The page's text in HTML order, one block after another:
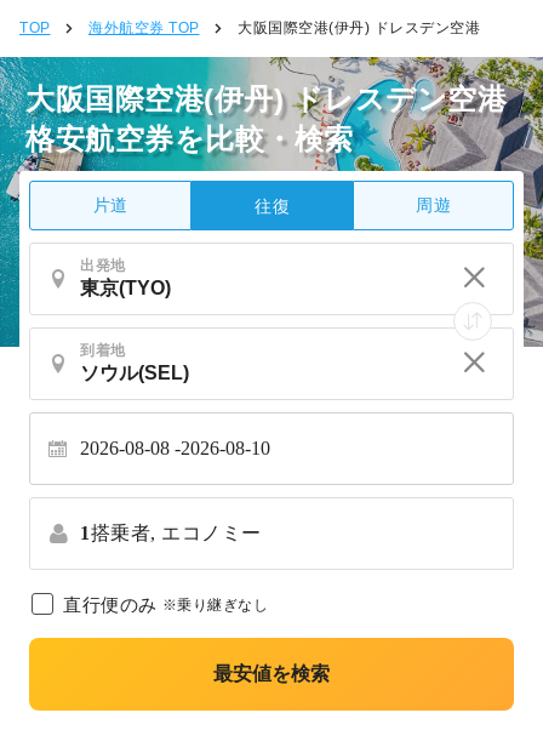
TOP 海外航空券 TOP 大阪国際空港(伊丹) ドレスデン空港
大阪国際空港(伊丹) ドレスデン空港
格安航空券を比較・検索
片道 往復 周遊
出発地
到着地
2026-08-08 2026-08-10
1搭乗者, エコノミー
直行便のみ ※乗り継ぎなし
最安値を検索